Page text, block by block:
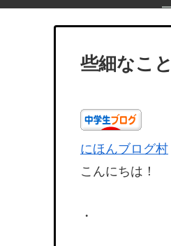
些細なこ
にほんブログ村
こんにちは！
・